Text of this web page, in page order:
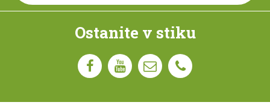
Ostanite v stiku